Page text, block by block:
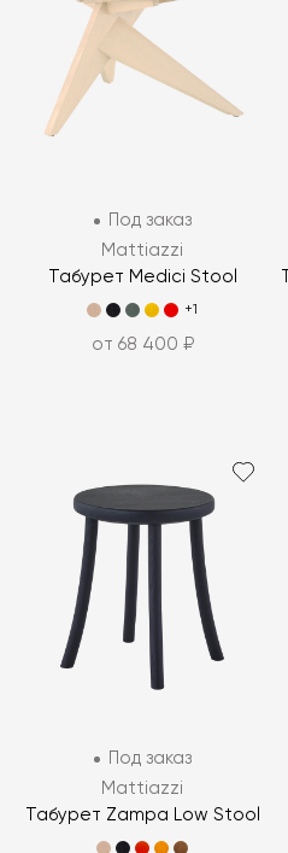
Под заказ
Mattiazzi
Табурет Medici Stool
+1
от 68 400 ₽
Под заказ
Mattiazzi
Табурет Zampa Low Stool